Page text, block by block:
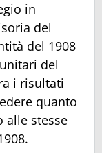
in
del
del 1908
del
i risultati
quanto
alle stesse